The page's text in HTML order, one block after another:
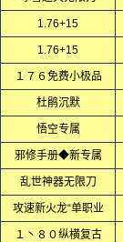
1.76+15
1.76+15
１７６免费小极品
杜鹃沉默
悟空专属
邪修手册◆新专属
乱世神器无限刀
攻速新火龙“单职业
１丶８０纵横复古